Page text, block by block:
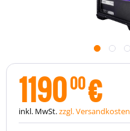
119000€
inkl. MwSt.zzgl. Versandkosten